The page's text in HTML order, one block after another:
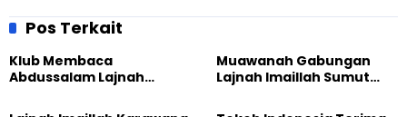
Pos Terkait
Klub Membaca
Abdussalam Lajnah
Gelar Diskusi dan
Muawanah Gabungan
Lajnah Imaillah Sumut
hingga Edukasi Tangani